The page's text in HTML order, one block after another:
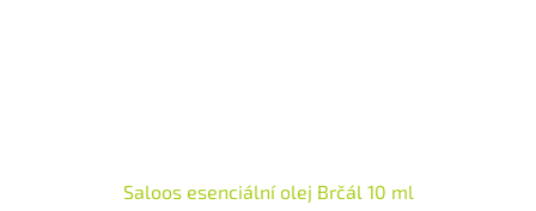
Saloos esenciální olej Brčál 10 ml